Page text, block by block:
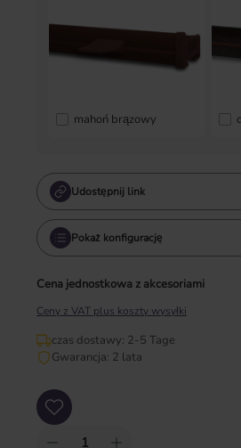
mahoń brązowy
Udostępnij link
Pokaż konfigurację
Cena jednostkowa z akcesoriami
Ceny z VAT plus koszty wysyłki
czas dostawy: 2-5 Tage
Gwarancja: 2 lata
Ilość produktu: Wprowadź żądaną ilość lub